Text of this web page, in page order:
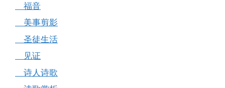
福音
美事剪影
圣徒生活
见证
诗人诗歌